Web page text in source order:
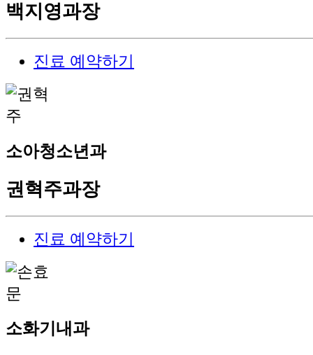
백지영과장
진료 예약하기
소아청소년과
권혁주과장
진료 예약하기
소화기내과